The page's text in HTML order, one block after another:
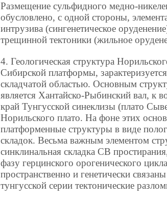
Размещение сульфидного медно-
обусловлено, с одной стороны,
интрузива (сингенетическое
трещинной тектоники (жильное
4. Геологическая структура
Сибирской платформы,
складчатой областью. Основным
является Хантайско-Рыбинский вал, к
край Тунгусской синеклизы (плато
Норильского плато. На фоне этих
платформенные структуры в виде
складок. Весьма важным элементом
синклинальная складка СВ
фазу герцинского орогенического
пространственно и генетически
тунгусской серии тектонические